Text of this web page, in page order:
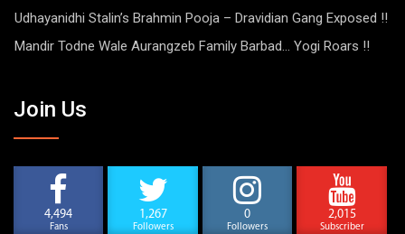
Udhayanidhi Stalin’s Brahmin Pooja – Dravidian Gang Exposed !!
Mandir Todne Wale Aurangzeb Family Barbad… Yogi Roars !!
Join Us
4,494
Fans
1,267
Followers
0
Followers
2,015
Subscriber